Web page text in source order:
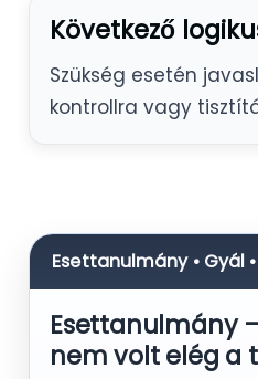
Következő
Szükség esetén
kontrollra vagy
Esettanulmány • Gyál
Esettanulmány
nem volt elég a